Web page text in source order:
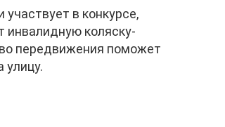
в конкурсе,
инвалидную коляску-
передвижения поможет
улицу.